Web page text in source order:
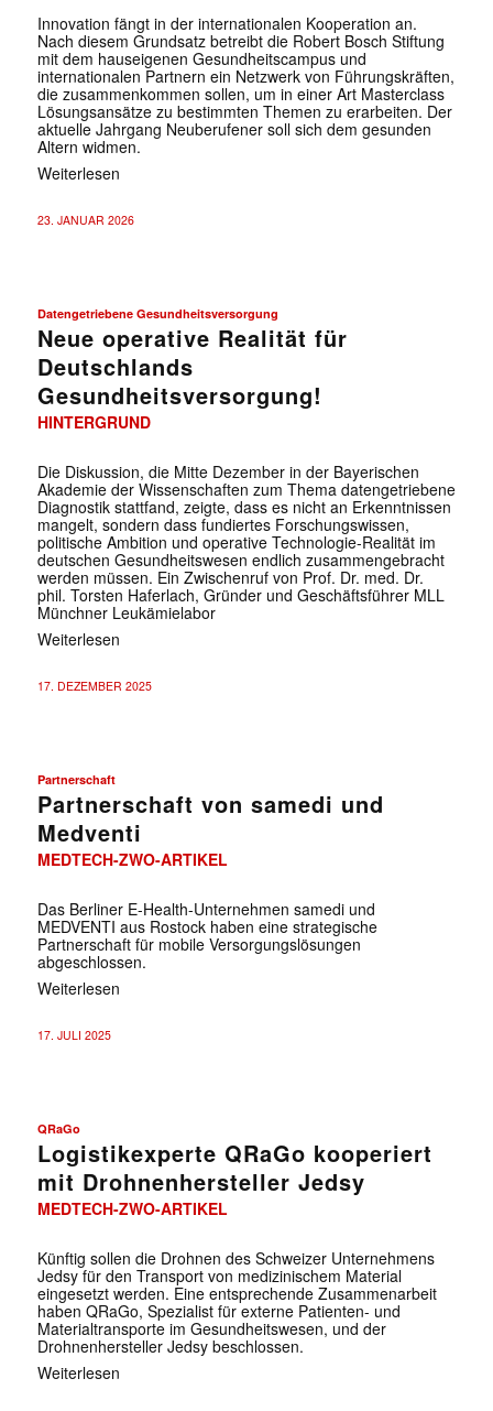
Innovation fängt in der internationalen Kooperation an.
Nach diesem Grundsatz betreibt die Robert Bosch Stiftung
mit dem hauseigenen Gesundheitscampus und
internationalen Partnern ein Netzwerk von Führungskräften,
die zusammenkommen sollen, um in einer Art Masterclass
Lösungsansätze zu bestimmten Themen zu erarbeiten. Der
aktuelle Jahrgang Neuberufener soll sich dem gesunden
Altern widmen.
Weiterlesen
23. JANUAR 2026
Datengetriebene Gesundheitsversorgung
Neue operative Realität für
Deutschlands
Gesundheitsversorgung!
HINTERGRUND
Die Diskussion, die Mitte Dezember in der Bayerischen
Akademie der Wissenschaften zum Thema datengetriebene
Diagnostik stattfand, zeigte, dass es nicht an Erkenntnissen
mangelt, sondern dass fundiertes Forschungswissen,
politische Ambition und operative Technologie-Realität im
deutschen Gesundheitswesen endlich zusammengebracht
werden müssen. Ein Zwischenruf von Prof. Dr. med. Dr.
phil. Torsten Haferlach, Gründer und Geschäftsführer MLL
Münchner Leukämielabor
Weiterlesen
17. DEZEMBER 2025
Partnerschaft
Partnerschaft von samedi und
Medventi
MEDTECH-ZWO-ARTIKEL
Das Berliner E-Health-Unternehmen samedi und
MEDVENTI aus Rostock haben eine strategische
Partnerschaft für mobile Versorgungslösungen
abgeschlossen.
Weiterlesen
17. JULI 2025
QRaGo
Logistikexperte QRaGo kooperiert
mit Drohnenhersteller Jedsy
MEDTECH-ZWO-ARTIKEL
Künftig sollen die Drohnen des Schweizer Unternehmens
Jedsy für den Transport von medizinischem Material
eingesetzt werden. Eine entsprechende Zusammenarbeit
haben QRaGo, Spezialist für externe Patienten- und
Materialtransporte im Gesundheitswesen, und der
Drohnenhersteller Jedsy beschlossen.
Weiterlesen